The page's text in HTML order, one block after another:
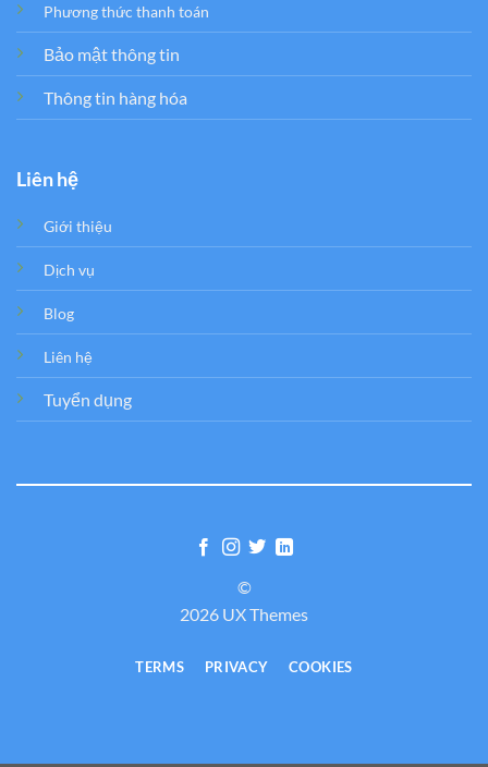
Phương thức thanh toán
Bảo mật thông tin
Thông tin hàng hóa
Liên hệ
Giới thiệu
Dịch vụ
Blog
Liên hệ
Tuyển dụng
©
2026 UX Themes
TERMS PRIVACY COOKIES